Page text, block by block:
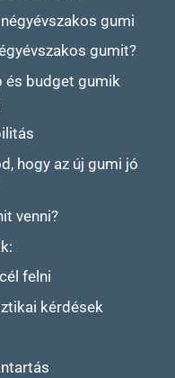
gumi
gumit?
és budget gumik
hogy az új gumi jó
venni?
felni
kérdések